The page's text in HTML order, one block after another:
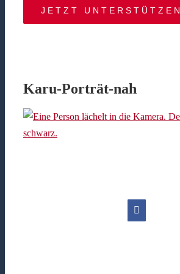
JETZT UNTERSTÜTZEN
Karu-Porträt-nah
Facebook